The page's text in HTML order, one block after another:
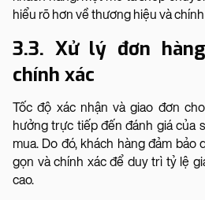
hiểu rõ hơn về thương hiệu và
3.3. Xử lý đơn
chính xác
Tốc độ xác nhận và giao đơn cho
hưởng trực tiếp đến đánh giá của
mua. Do đó, khách hàng đảm bảo
gọn và chính xác để duy trì tỷ lệ
cao.